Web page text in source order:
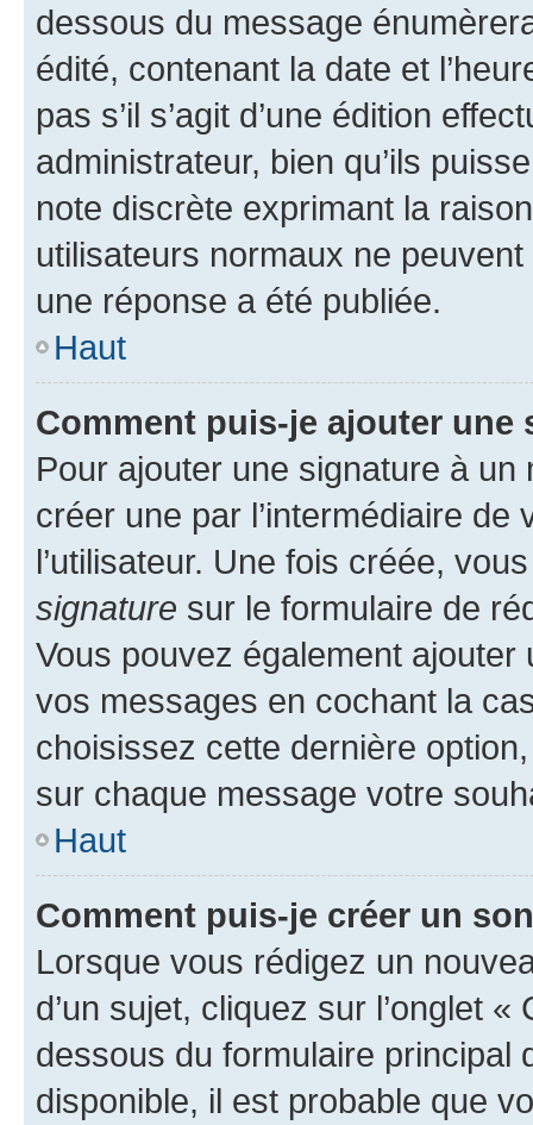
dessous du message
édité, contenant la date et
pas s’il s’agit d’une édition
administrateur, bien qu’ils
note discrète exprimant la
utilisateurs normaux ne
une réponse a été publiée.
Haut
Comment puis-je ajouter une
Pour ajouter une signature à un
créer une par l’intermédiaire
l’utilisateur. Une fois créée,
signature sur le formulaire de
Vous pouvez également
vos messages en cochant la
choisissez cette dernière
sur chaque message votre
Haut
Comment puis-je créer un
Lorsque vous rédigez un
d’un sujet, cliquez sur l’onglet
dessous du formulaire principal
disponible, il est probable que